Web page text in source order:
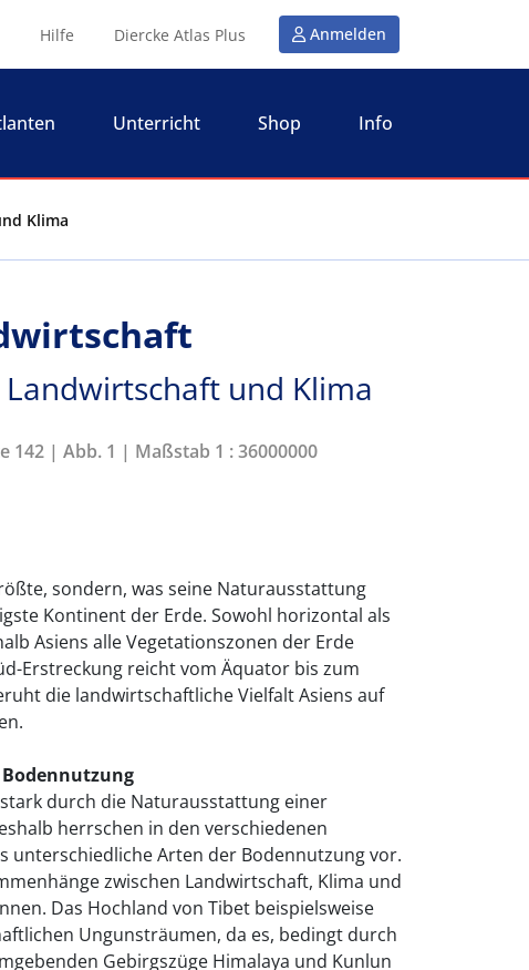
Hilfe Diercke Atlas Plus Anmelden
Unterricht Shop Info
Klima
Landwirtschaft und Klima
142 | Abb. 1 | Maßstab 1 : 36000000
sondern, was seine Naturausstattung
Kontinent der Erde. Sowohl horizontal als
Asiens alle Vegetationszonen der Erde
Erstreckung reicht vom Äquator bis zum
die landwirtschaftliche Vielfalt Asiens auf
durch die Naturausstattung einer
herrschen in den verschiedenen
unterschiedliche Arten der Bodennutzung vor.
zwischen Landwirtschaft, Klima und
Das Hochland von Tibet beispielsweise
Ungunsträumen, da es, bedingt durch
Gebirgszüge Himalaya und Kunlun